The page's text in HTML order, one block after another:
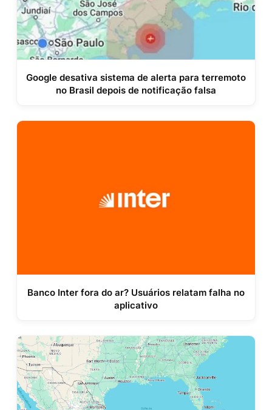
Google desativa sistema de alerta para terremoto
no Brasil depois de notificação falsa
Banco Inter fora do ar? Usuários relatam falha no
aplicativo